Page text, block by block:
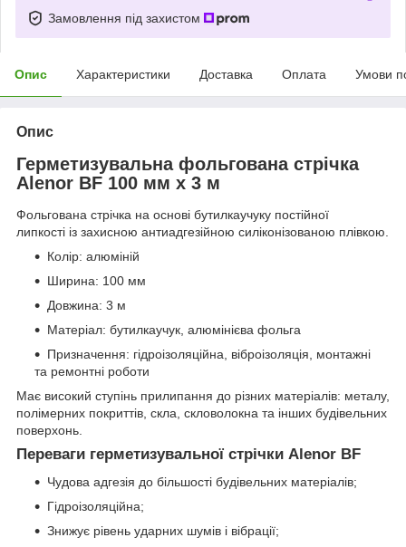
Замовлення під захистом
Опис Характеристики Доставка Оплата Умови
Опис
Герметизувальна фольгована стрічка
Alenor BF 100 мм х 3 м
Фольгована стрічка на основі бутилкаучуку постійної
липкості із захисною антиадгезійною силіконізованою плівкою.
Колір: алюміній
Ширина: 100 мм
Довжина: 3 м
Матеріал: бутилкаучук, алюмінієва фольга
Призначення: гідроізоляційна, віброізоляція, монтажні
та ремонтні роботи
Має високий ступінь прилипання до різних матеріалів: металу,
полімерних покриттів, скла, скловолокна та інших будівельних
поверхонь.
Переваги герметизувальної стрічки Alenor BF
Чудова адгезія до більшості будівельних матеріалів;
Гідроізоляційна;
Знижує рівень ударних шумів і вібрації;